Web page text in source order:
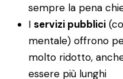
sempre la pena
I servizi pubblici
mentale) offrono
molto ridotto,
essere più lunghi